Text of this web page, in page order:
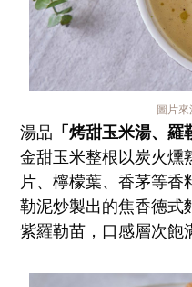
圖片來
湯品 「烤甜玉米湯、羅
金甜玉米整根以炭火燻
片、檸檬葉、香茅等香
勒泥炒製出的焦香德式
紫羅勒苗，口感層次飽